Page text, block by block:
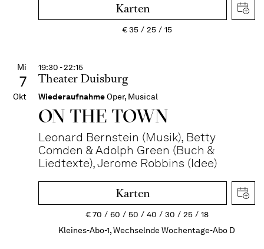
Karten
€35 25 15
Mi
7
Okt
19:30 - 22:15
Theater Duisburg
WiederaufnahmeOper, Musical
ON THE TOWN
Leonard Bernstein (Musik), Betty
Comden & Adolph Green (Buch &
Liedtexte), Jerome Robbins (Idee)
Karten
€70 60 50 40 30 25
18
Kleines-Abo-1, Wechselnde Wochentage-Abo D